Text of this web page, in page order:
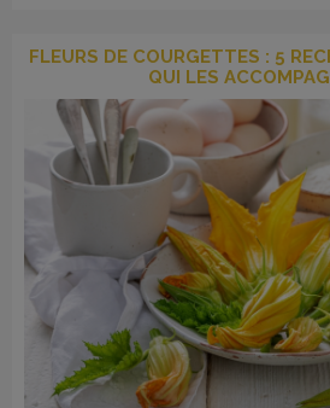
FLEURS DE COURGETTES : 5
QUI LES